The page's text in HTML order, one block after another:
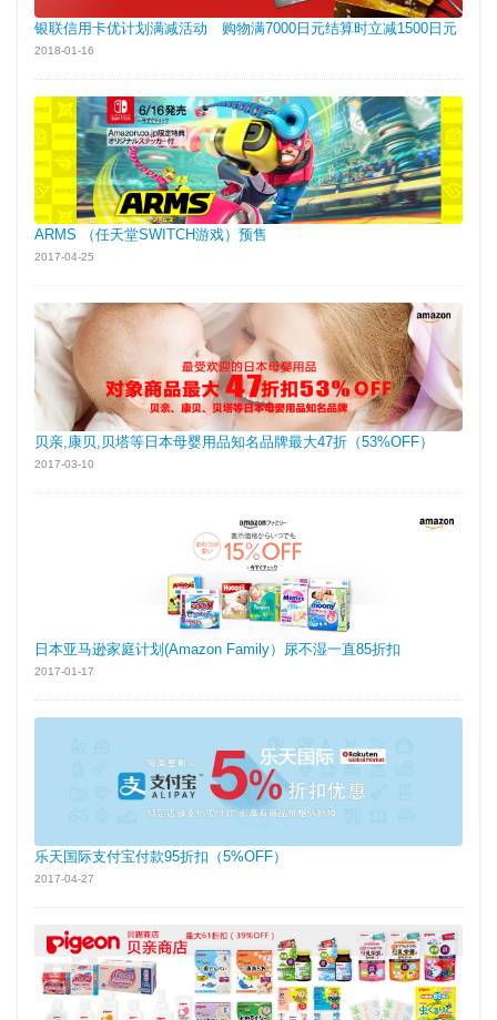
银联信用卡优计划满减活动 购物满7000日元结算时立减1500日元
2018-01-16
ARMS （任天堂SWITCH游戏）预售
2017-04-25
贝亲,康贝,贝塔等日本母婴用品知名品牌最大47折（53%OFF）
2017-03-10
日本亚马逊家庭计划(Amazon Family）尿不湿一直85折扣
2017-01-17
乐天国际支付宝付款95折扣（5%OFF）
2017-04-27